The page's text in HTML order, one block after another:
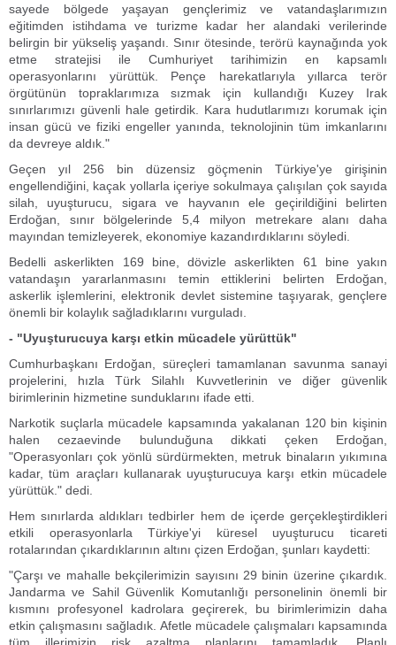
sayede bölgede yaşayan gençlerimiz ve vatandaşlarımızın
eğitimden istihdama ve turizme kadar her alandaki verilerinde
belirgin bir yükseliş yaşandı. Sınır ötesinde, terörü kaynağında yok
etme stratejisi ile Cumhuriyet tarihimizin en kapsamlı
operasyonlarını yürüttük. Pençe harekatlarıyla yıllarca terör
örgütünün topraklarımıza sızmak için kullandığı Kuzey Irak
sınırlarımızı güvenli hale getirdik. Kara hudutlarımızı korumak için
insan gücü ve fiziki engeller yanında, teknolojinin tüm imkanlarını
da devreye aldık."
Geçen yıl 256 bin düzensiz göçmenin Türkiye'ye girişinin
engellendiğini, kaçak yollarla içeriye sokulmaya çalışılan çok sayıda
silah, uyuşturucu, sigara ve hayvanın ele geçirildiğini belirten
Erdoğan, sınır bölgelerinde 5,4 milyon metrekare alanı daha
mayından temizleyerek, ekonomiye kazandırdıklarını söyledi.
Bedelli askerlikten 169 bine, dövizle askerlikten 61 bine yakın
vatandaşın yararlanmasını temin ettiklerini belirten Erdoğan,
askerlik işlemlerini, elektronik devlet sistemine taşıyarak, gençlere
önemli bir kolaylık sağladıklarını vurguladı.
- "Uyuşturucuya karşı etkin mücadele yürüttük"
Cumhurbaşkanı Erdoğan, süreçleri tamamlanan savunma sanayi
projelerini, hızla Türk Silahlı Kuvvetlerinin ve diğer güvenlik
birimlerinin hizmetine sunduklarını ifade etti.
Narkotik suçlarla mücadele kapsamında yakalanan 120 bin kişinin
halen cezaevinde bulunduğuna dikkati çeken Erdoğan,
"Operasyonları çok yönlü sürdürmekten, metruk binaların yıkımına
kadar, tüm araçları kullanarak uyuşturucuya karşı etkin mücadele
yürüttük." dedi.
Hem sınırlarda aldıkları tedbirler hem de içerde gerçekleştirdikleri
etkili operasyonlarla Türkiye'yi küresel uyuşturucu ticareti
rotalarından çıkardıklarının altını çizen Erdoğan, şunları kaydetti:
"Çarşı ve mahalle bekçilerimizin sayısını 29 binin üzerine çıkardık.
Jandarma ve Sahil Güvenlik Komutanlığı personelinin önemli bir
kısmını profesyonel kadrolara geçirerek, bu birimlerimizin daha
etkin çalışmasını sağladık. Afetle mücadele çalışmaları kapsamında